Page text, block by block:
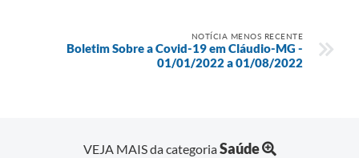
NOTÍCIA MENOS RECENTE
Boletim Sobre a Covid-19 em Cláudio-MG -
01/01/2022 a 01/08/2022
VEJA MAIS da categoriaSaúde